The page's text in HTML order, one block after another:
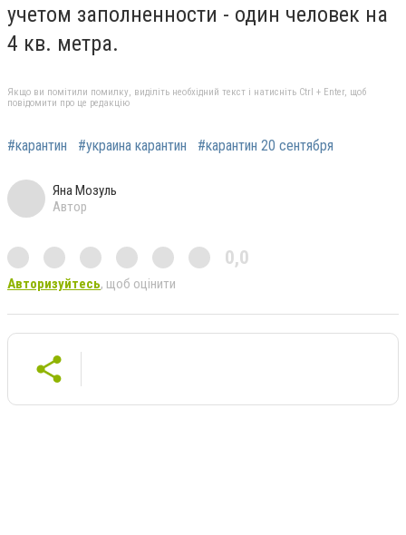
учетом заполненности - один человек на
4 кв. метра.
Якщо ви помітили помилку, виділіть необхідний текст і натисніть Ctrl + Enter, щоб
повідомити про це редакцію
#карантин #украина карантин #карантин 20 сентября
Яна Мозуль
Автор
0,0
Авторизуйтесь, щоб оцінити